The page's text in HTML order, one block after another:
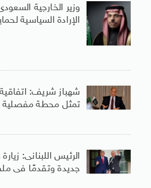
وزير الخارجية
الإرادة السياسية
شهباز شريف:
تمثل محطة مفصلية
الرئيس اللبنانى:
جديدة وتقدمًا فى